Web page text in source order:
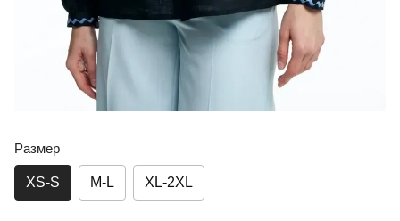
Размер
XS-S M-L XL-2XL